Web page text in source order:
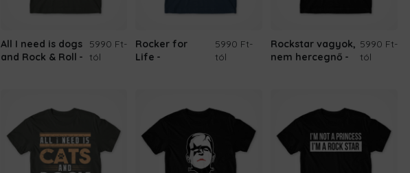
All I need is dogs
and Rock & Roll
5990 Ft-
tól
Rocker for
Life
5990 Ft-
tól
Rockstar vagyok,
nem hercegnő
5990 Ft-
tól